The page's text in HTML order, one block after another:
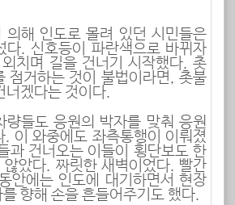
의해 인도로 몰려 있던 시민들은
다. 신호등이 파란색으로 바뀌자
외치며 길을 건너기 시작했다. 촛
점거하는 것이 불법이라면, 촛불
너겠다는 것이다.
량들도 응원의 박자를 맞춰 응원
. 이 와중에도 좌측통행이 이뤄졌
과 건너오는 이들이 횡단보도 한
않았다. 짜릿한 새벽이었다. 빨간
안에는 인도에 대기하면서 현장
향해 손을 흔들어주기도 했다.